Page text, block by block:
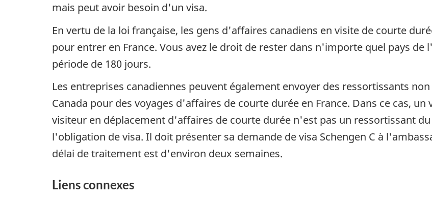
mais peut avoir besoin d'un visa.
En vertu de la loi française, les gens d'affaires canadiens en visite de courte
pour entrer en France. Vous avez le droit de rester dans n'importe quel pays de
période de 180 jours.
Les entreprises canadiennes peuvent également envoyer des ressortissants
Canada pour des voyages d'affaires de courte durée en France. Dans ce cas, un
visiteur en déplacement d'affaires de courte durée n'est pas un ressortissant
l'obligation de visa. Il doit présenter sa demande de visa Schengen C à
délai de traitement est d'environ deux semaines.
Liens connexes